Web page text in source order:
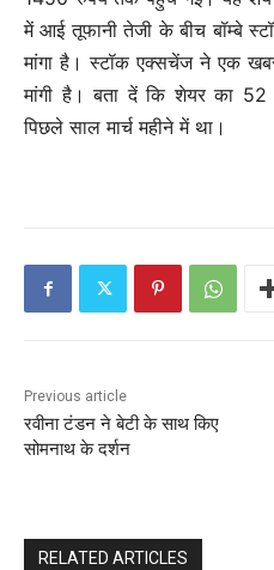
में आई तूफानी तेजी के बीच बॉम्बे
मांगा है। स्टॉक एक्सचेंज ने एक
मांगी है। बता दें कि शेयर का
पिछले साल मार्च महीने में था।
Previous article
रवीना टंडन ने बेटी के साथ किए
सोमनाथ के दर्शन
RELATED ARTICLES